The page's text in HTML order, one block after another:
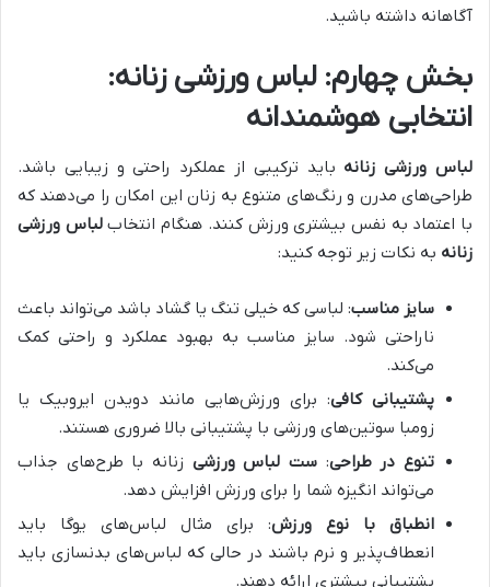
آگاهانه داشته باشید.
بخش چهارم: لباس ورزشی زنانه:
انتخابی هوشمندانه
لباس ورزشی زنانه باید ترکیبی از عملکرد راحتی و زیبایی باشد.
طراحی‌های مدرن و رنگ‌های متنوع به زنان این امکان را می‌دهند که
با اعتماد به نفس بیشتری ورزش کنند. هنگام انتخابلباس ورزشی
زنانه به نکات زیر توجه کنید:
سایز مناسب: لباسی که خیلی تنگ یا گشاد باشد می‌تواند باعث
ناراحتی شود. سایز مناسب به بهبود عملکرد و راحتی کمک
می‌کند.
پشتیبانی کافی: برای ورزش‌هایی مانند دویدن ایروبیک یا
زومبا سوتین‌های ورزشی با پشتیبانی بالا ضروری هستند.
تنوع در طراحی: ست لباس ورزشی زنانه با طرح‌های جذاب
می‌تواند انگیزه شما را برای ورزش افزایش دهد.
انطباق با نوع ورزش: برای مثال لباس‌های یوگا باید
انعطاف‌پذیر و نرم باشند در حالی که لباس‌های بدنسازی باید
پشتیبانی بیشتری ارائه دهند.